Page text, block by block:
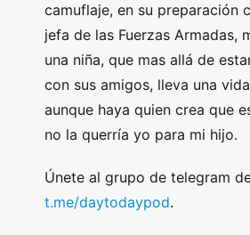
camuflaje, en su preparación
jefa de las Fuerzas Armadas,
una niña, que mas allá de
con sus amigos, lleva una
aunque haya quien crea que
no la querría yo para mi hijo.
Únete al grupo de telegram
t.me/daytodaypod.